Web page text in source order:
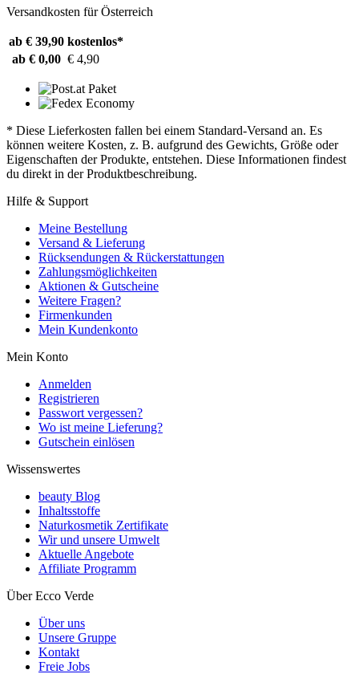
Versandkosten für Österreich
ab € 39,90 kostenlos*
ab € 0,00 € 4,90
* Diese Lieferkosten fallen bei einem Standard-Versand an. Es
können weitere Kosten, z. B. aufgrund des Gewichts, Größe oder
Eigenschaften der Produkte, entstehen. Diese Informationen findest
du direkt in der Produktbeschreibung.
Hilfe & Support
Meine Bestellung
Versand & Lieferung
Rücksendungen & Rückerstattungen
Zahlungsmöglichkeiten
Aktionen & Gutscheine
Weitere Fragen?
Firmenkunden
Mein Kundenkonto
Mein Konto
Anmelden
Registrieren
Passwort vergessen?
Wo ist meine Lieferung?
Gutschein einlösen
Wissenswertes
beauty Blog
Inhaltsstoffe
Naturkosmetik Zertifikate
Wir und unsere Umwelt
Aktuelle Angebote
Affiliate Programm
Über Ecco Verde
Über uns
Unsere Gruppe
Kontakt
Freie Jobs